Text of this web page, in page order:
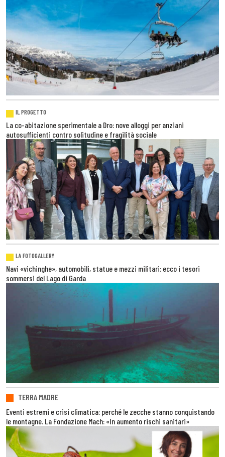
IL PROGETTO
La co-abitazione sperimentale a Dro: nove alloggi per anziani
autosufficienti contro solitudine e fragilità sociale
LA FOTOGALLERY
Navi «vichinghe», automobili, statue e mezzi militari: ecco i tesori
sommersi del Lago di Garda
TERRA MADRE
Eventi estremi e crisi climatica: perché le zecche stanno conquistando
le montagne. La Fondazione Mach: «In aumento rischi sanitari»